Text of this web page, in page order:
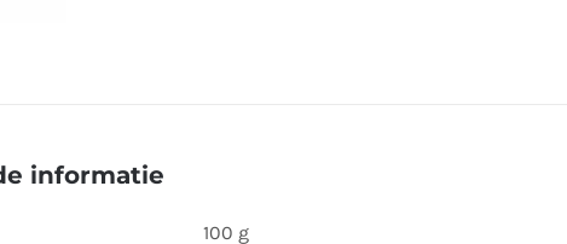
informatie
100 g